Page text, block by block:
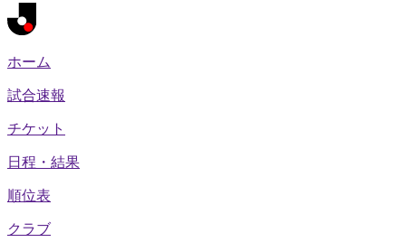
ホーム
試合速報
チケット
日程・結果
順位表
クラブ